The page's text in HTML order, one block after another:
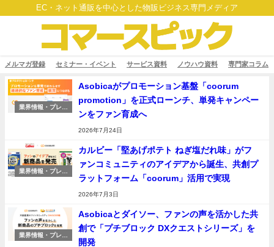
EC・ネット通販を中心とした物販ビジネス専門メディア
メルマガ登録 セミナー・イベント サービス資料 ノウハウ資料 専門家コラム
業界情報・プレス
Asobicaがプロモーション基盤「coorum
promotion」を正式ローンチ、単発キャンペー
ンをファン育成へ
2026年7月24日
業界情報・プレス
カルビー「堅あげポテト ねぎ塩だれ味」がフ
ァンコミュニティのアイデアから誕生、共創プ
ラットフォーム「coorum」活用で実現
2026年7月3日
業界情報・プレス
Asobicaとダイソー、ファンの声を活かした共
創で「プチブロック DXクエストシリーズ」を
開発